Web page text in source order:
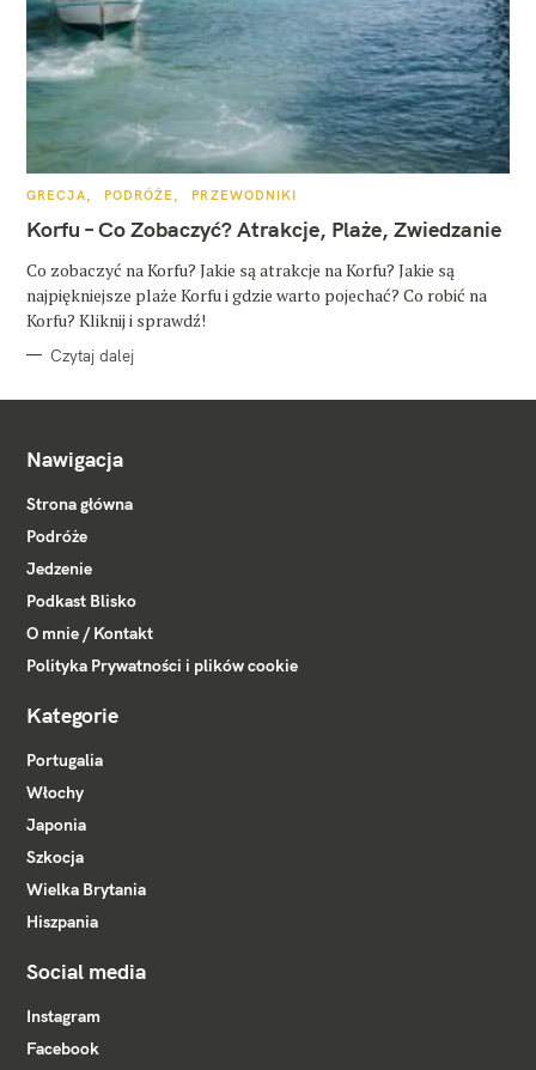
K
T
E
O
R
I
GRECJA PODRÓŻE PRZEWODNIKI
Korfu – Co Zobaczyć? Atrakcje, Plaże, Zwiedzanie
Co zobaczyć na Korfu? Jakie są atrakcje na Korfu? Jakie są
najpiękniejsze plaże Korfu i gdzie warto pojechać? Co robić na
Korfu? Kliknij i sprawdź!
Czytaj dalej
Nawigacja
Strona główna
Podróże
Jedzenie
Podkast Blisko
O mnie / Kontakt
Polityka Prywatności i plików cookie
Kategorie
Portugalia
Włochy
Japonia
Szkocja
Wielka Brytania
Hiszpania
Social media
Instagram
Facebook